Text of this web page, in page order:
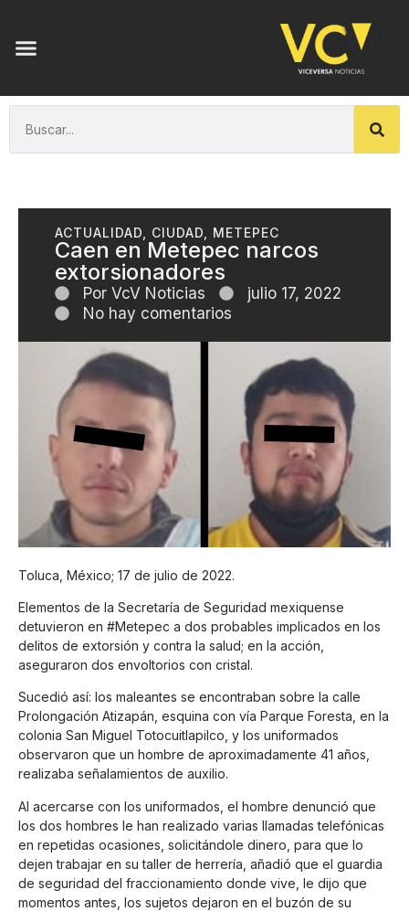
ACTUALIDAD, CIUDAD, METEPEC
Caen en Metepec narcos
extorsionadores
Por VcV Noticias
julio 17, 2022
No hay comentarios
Toluca, México; 17 de julio de 2022.
Elementos de la Secretaría de Seguridad mexiquense
detuvieron en #Metepec a dos probables implicados en los
delitos de extorsión y contra la salud; en la acción,
aseguraron dos envoltorios con cristal.
Sucedió así: los maleantes se encontraban sobre la calle
Prolongación Atizapán, esquina con vía Parque Foresta, en la
colonia San Miguel Totocuitlapilco, y los uniformados
observaron que un hombre de aproximadamente 41 años,
realizaba señalamientos de auxilio.
Al acercarse con los uniformados, el hombre denunció que
los dos hombres le han realizado varias llamadas telefónicas
en repetidas ocasiones, solicitándole dinero, para que lo
dejen trabajar en su taller de herrería, añadió que el guardia
de seguridad del fraccionamiento donde vive, le dijo que
momentos antes, los sujetos dejaron en el buzón de su